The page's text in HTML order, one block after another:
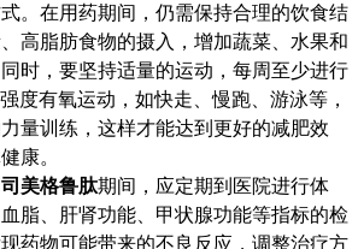
。在用药期间，仍需保持合理的饮食结
高脂肪食物的摄入，增加蔬菜、水果和
时，要坚持适量的运动，每周至少进行
度有氧运动，如快走、慢跑、游泳等，
量训练，这样才能达到更好的减肥效
康。
司美格鲁肽期间，应定期到医院进行体
脂、肝肾功能、甲状腺功能等指标的检
药物可能带来的不良反应，调整治疗方